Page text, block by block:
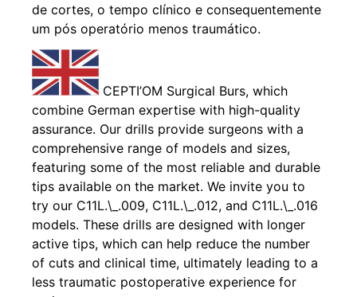
de cortes, o tempo clínico e consequentemente
um pós operatório menos traumático.
CEPTI’OM Surgical Burs, which
combine German expertise with high-quality
assurance. Our drills provide surgeons with a
comprehensive range of models and sizes,
featuring some of the most reliable and durable
tips available on the market. We invite you to
try our C11L.\_.009, C11L.\_.012, and C11L.\_.016
models. These drills are designed with longer
active tips, which can help reduce the number
of cuts and clinical time, ultimately leading to a
less traumatic postoperative experience for